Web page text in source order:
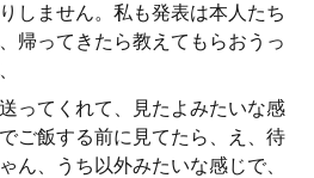
しません。私も発表は本人たち
帰ってきたら教えてもらおうっ
ってくれて、見たよみたいな感
ご飯する前に見てたら、え、待
ん、うち以外みたいな感じで、